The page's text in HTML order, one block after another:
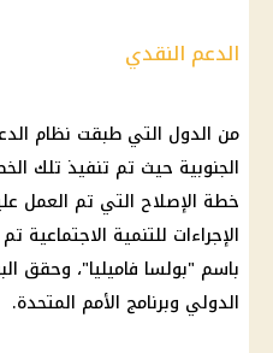
الدعم النقدي
من الدول التي طبقت نظام
الجنوبية حيث تم تنفيذ تلك
خطة الإصلاح التي تم العمل
باسم "بولسا فاميليا"، وحقق
الدولي وبرنامج الأمم المتحدة.